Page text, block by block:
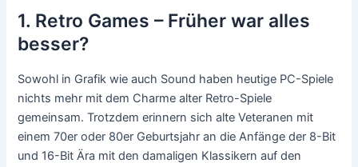
1. Retro Games – Früher war alles
besser?
Sowohl in Grafik wie auch Sound haben heutige PC-Spiele
nichts mehr mit dem Charme alter Retro-Spiele
gemeinsam. Trotzdem erinnern sich alte Veteranen mit
einem 70er oder 80er Geburtsjahr an die Anfänge der 8-Bit
und 16-Bit Ära mit den damaligen Klassikern auf den